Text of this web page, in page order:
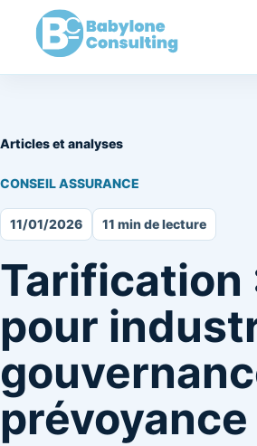
Articles et analyses
CONSEIL ASSURANCE
11/01/2026 11 min de lecture
Tarification
pour